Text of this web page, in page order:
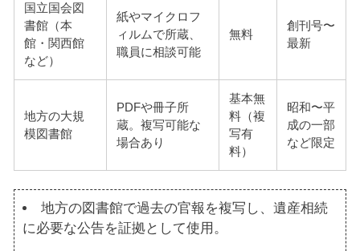
国立国会図
書館（本
館・関西館
など）
紙やマイクロフ
ィルムで所蔵、
職員に相談可能
無料
創刊号〜
最新
地方の大規
模図書館
PDFや冊子所
蔵。複写可能な
場合あり
基本無
料（複
写有
料）
昭和〜平
成の一部
など限定
地方の図書館で過去の官報を複写し、遺産相続
に必要な公告を証拠として使用。